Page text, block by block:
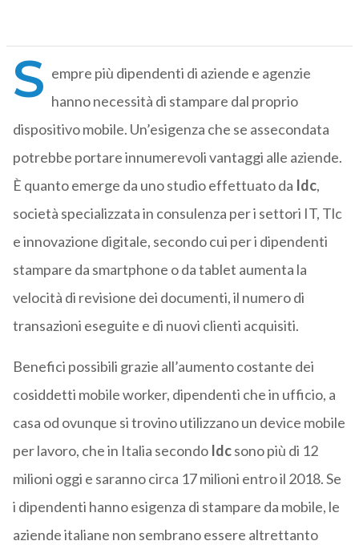
S empre più dipendenti di aziende e agenzie
hanno necessità di stampare dal proprio
dispositivo mobile. Un’esigenza che se assecondata
potrebbe portare innumerevoli vantaggi alle aziende.
È quanto emerge da uno studio effettuato da Idc,
società specializzata in consulenza per i settori IT, Tlc
e innovazione digitale, secondo cui per i dipendenti
stampare da smartphone o da tablet aumenta la
velocità di revisione dei documenti, il numero di
transazioni eseguite e di nuovi clienti acquisiti.
Benefici possibili grazie all’aumento costante dei
cosiddetti mobile worker, dipendenti che in ufficio, a
casa od ovunque si trovino utilizzano un device mobile
per lavoro, che in Italia secondoIdcsono più di 12
milioni oggi e saranno circa 17 milioni entro il 2018. Se
i dipendenti hanno esigenza di stampare da mobile, le
aziende italiane non sembrano essere altrettanto